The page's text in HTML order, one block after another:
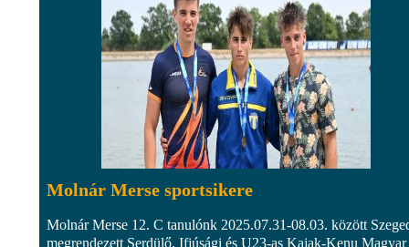
Molnár Merse sportsikere
Molnár Merse 12. C tanulónk 2025.07.31-08.03. között
megrendezett Serdülő, Ifjúsági és U23-as Kajak-Kenu Magyar